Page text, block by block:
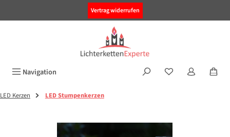
Vertrag widerrufen
Navigation
LED Kerzen LED Stumpenkerzen
Bildergalerie überspringen